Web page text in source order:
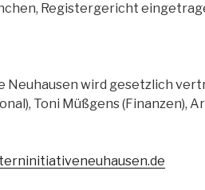
Registergericht
Neuhausen wird gesetzlich
Toni Müßgens (Finanzen),